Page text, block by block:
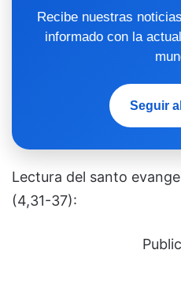
Recibe nuestras
informado con la
Seguir
Lectura del santo
(4,31-37):